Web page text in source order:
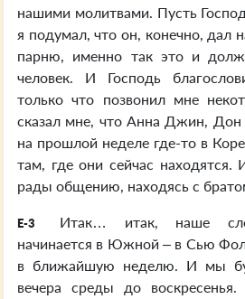
нашими молитвами. Пусть
я подумал, что он, конечно, дал
парню, именно так это и
человек. И Господь
только что позвонил мне
сказал мне, что Анна Джин,
на прошлой неделе где-то в
там, где они сейчас
рады общению, находясь с
E-3
Итак… итак, наше
начинается в Южной – в Сью
в ближайшую неделю. И мы
вечера среды до